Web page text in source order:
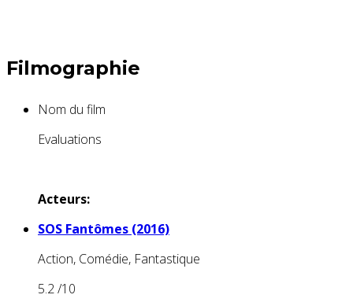
Filmographie
Nom du film
Evaluations
Acteurs:
SOS Fantômes (2016)
Action, Comédie, Fantastique
5.2/10